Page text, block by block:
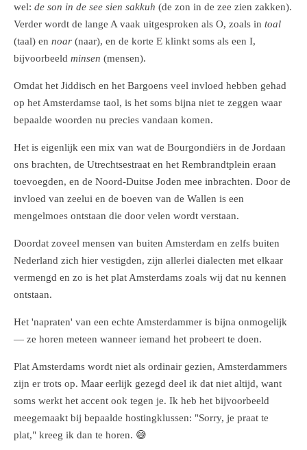
wel: de son in de see sien sakkuh (de zon in de zee zien zakken).
Verder wordt de lange A vaak uitgesproken als O, zoals in toal
(taal) en noar (naar), en de korte E klinkt soms als een I,
bijvoorbeeld minsen (mensen).
Omdat het Jiddisch en het Bargoens veel invloed hebben gehad
op het Amsterdamse taol, is het soms bijna niet te zeggen waar
bepaalde woorden nu precies vandaan komen.
Het is eigenlijk een mix van wat de Bourgondiërs in de Jordaan
ons brachten, de Utrechtsestraat en het Rembrandtplein eraan
toevoegden, en de Noord-Duitse Joden mee inbrachten. Door de
invloed van zeelui en de boeven van de Wallen is een
mengelmoes ontstaan die door velen wordt verstaan.
Doordat zoveel mensen van buiten Amsterdam en zelfs buiten
Nederland zich hier vestigden, zijn allerlei dialecten met elkaar
vermengd en zo is het plat Amsterdams zoals wij dat nu kennen
ontstaan.
Het 'napraten' van een echte Amsterdammer is bijna onmogelijk
— ze horen meteen wanneer iemand het probeert te doen.
Plat Amsterdams wordt niet als ordinair gezien, Amsterdammers
zijn er trots op. Maar eerlijk gezegd deel ik dat niet altijd, want
soms werkt het accent ook tegen je. Ik heb het bijvoorbeeld
meegemaakt bij bepaalde hostingklussen: "Sorry, je praat te
plat," kreeg ik dan te horen. 😅